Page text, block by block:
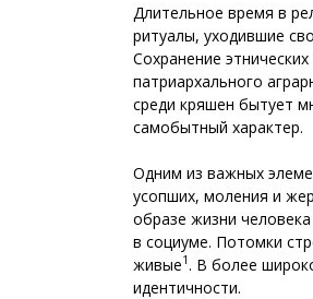
Длительное время в
ритуалы, уходившие
Сохранение
патриархального
среди кряшен бытует
самобытный характер.
Одним из важных
усопших, моления и
образе жизни
в социуме. Потомки
живые1 . В более
идентичности.